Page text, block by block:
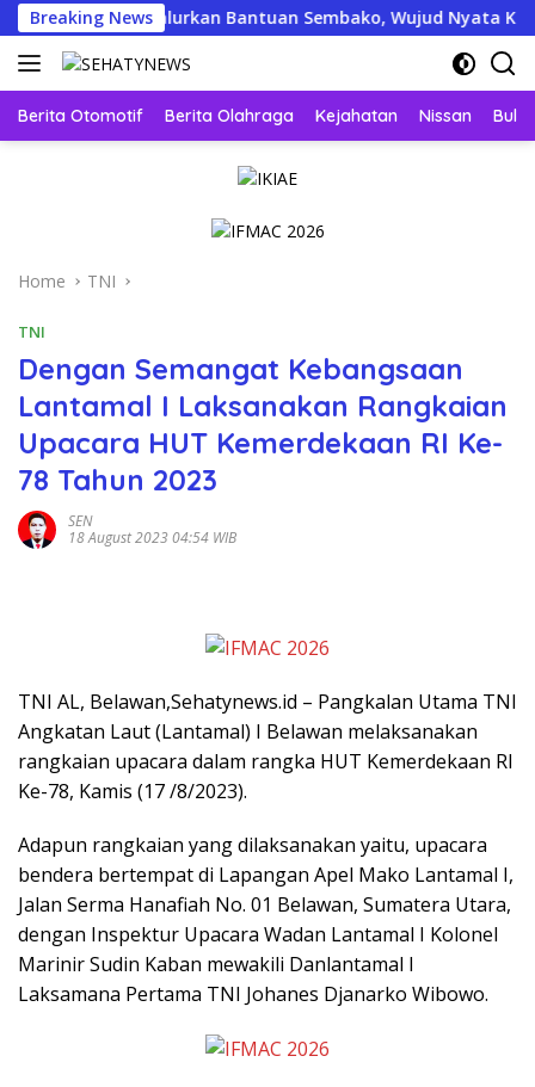
Skip
to
content
Breaking News
Salurkan Bantuan Sembako, Wujud Nyata
Berita Otomotif Berita Olahraga Kejahatan Nissan
Home TNI
TNI
Dengan Semangat Kebangsaan
Lantamal I Laksanakan Rangkaian
Upacara HUT Kemerdekaan RI Ke-
78 Tahun 2023
SEN
18 August 2023 04:54 WIB
TNI AL, Belawan,Sehatynews.id – Pangkalan Utama TNI
Angkatan Laut (Lantamal) I Belawan melaksanakan
rangkaian upacara dalam rangka HUT Kemerdekaan RI
Ke-78, Kamis (17 /8/2023).
Adapun rangkaian yang dilaksanakan yaitu, upacara
bendera bertempat di Lapangan Apel Mako Lantamal I,
Jalan Serma Hanafiah No. 01 Belawan, Sumatera Utara,
dengan Inspektur Upacara Wadan Lantamal I Kolonel
Marinir Sudin Kaban mewakili Danlantamal I
Laksamana Pertama TNI Johanes Djanarko Wibowo.